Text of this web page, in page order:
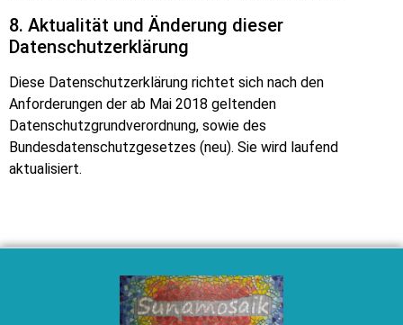
8. Aktualität und Änderung dieser
Datenschutzerklärung
Diese Datenschutzerklärung richtet sich nach den
Anforderungen der ab Mai 2018 geltenden
Datenschutzgrundverordnung, sowie des
Bundesdatenschutzgesetzes (neu). Sie wird laufend
aktualisiert.